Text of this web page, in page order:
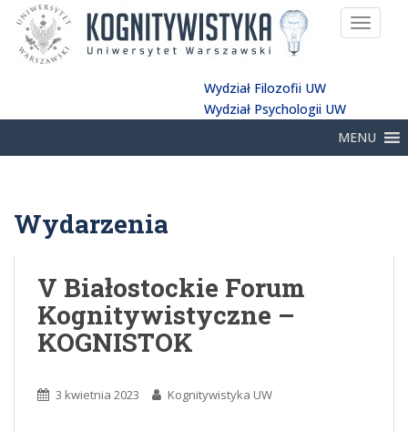
Wydział Filozofii UW
Wydział Psychologii UW
MENU
Wydarzenia
V Białostockie Forum
Kognitywistyczne –
KOGNISTOK
3 kwietnia 2023 Kognitywistyka UW